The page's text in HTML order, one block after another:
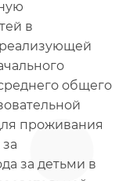
в
общего
проживания
за детьми в